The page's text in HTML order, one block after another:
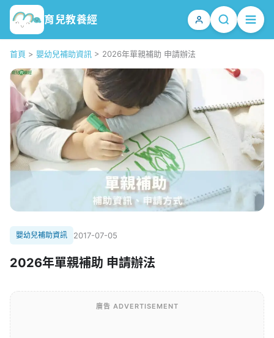
育兒教養經
首頁 > 嬰幼兒補助資訊 > 2026年單親補助 申請辦法
嬰幼兒補助資訊 2017-07-05
2026年單親補助 申請辦法
廣告 ADVERTISEMENT